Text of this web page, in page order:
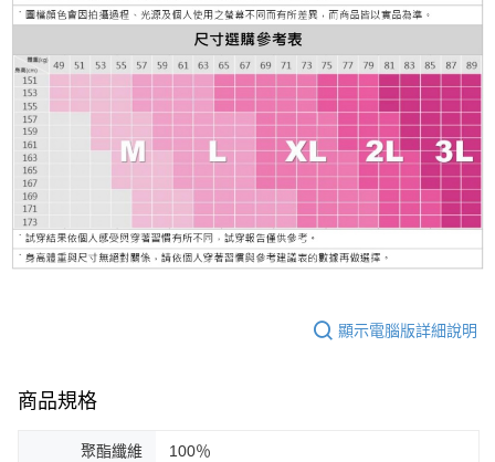
顯示電腦版詳細說明
商品規格
聚酯纖維 100％